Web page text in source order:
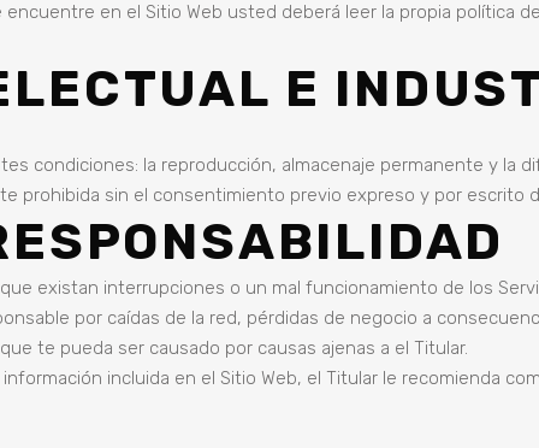
en el Sitio Web usted deberá leer la propia política
E
condiciones: la reproducción, almacenaje permanente y la
prohibida sin el consentimiento previo expreso y por escrito
existan interrupciones o un mal funcionamiento de los
por caídas de la red, pérdidas de negocio a
te pueda ser causado por causas ajenas a el Titular.
incluida en el Sitio Web, el Titular le recomienda